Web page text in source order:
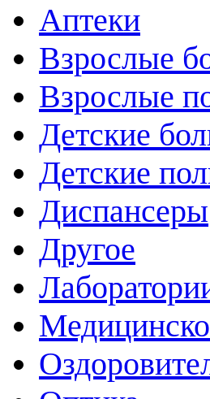
Аптеки
Взрослые
Взрослые
Детские
Детские
Диспансеры
Другое